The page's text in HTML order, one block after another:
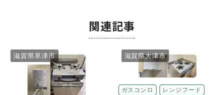
関連記事
滋賀県草津市
ガスコンロ
レンジフード
滋賀県大津市